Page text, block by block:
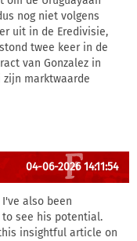
nog niet volgens
uit in de Eredivisie,
twee keer in de
van Gonzalez in
marktwaarde
04-06-2026 14:11:54
I've also been
see his potential.
insightful article on